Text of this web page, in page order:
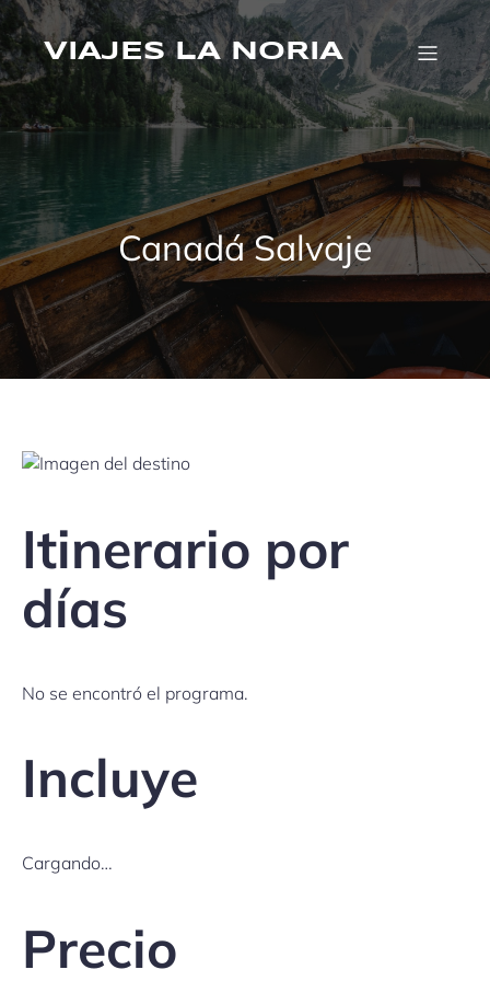
Saltar
al
contenidoVIAJES LA NORIA
Canadá Salvaje
Itinerario por
días
No se encontró el programa.
Incluye
Cargando…
Precio